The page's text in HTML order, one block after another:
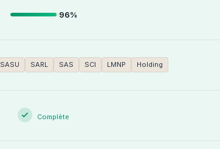
96%
SASU SARL SAS SCI LMNP Holding
Complète